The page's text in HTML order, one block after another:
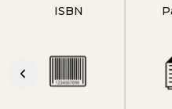
ISBN